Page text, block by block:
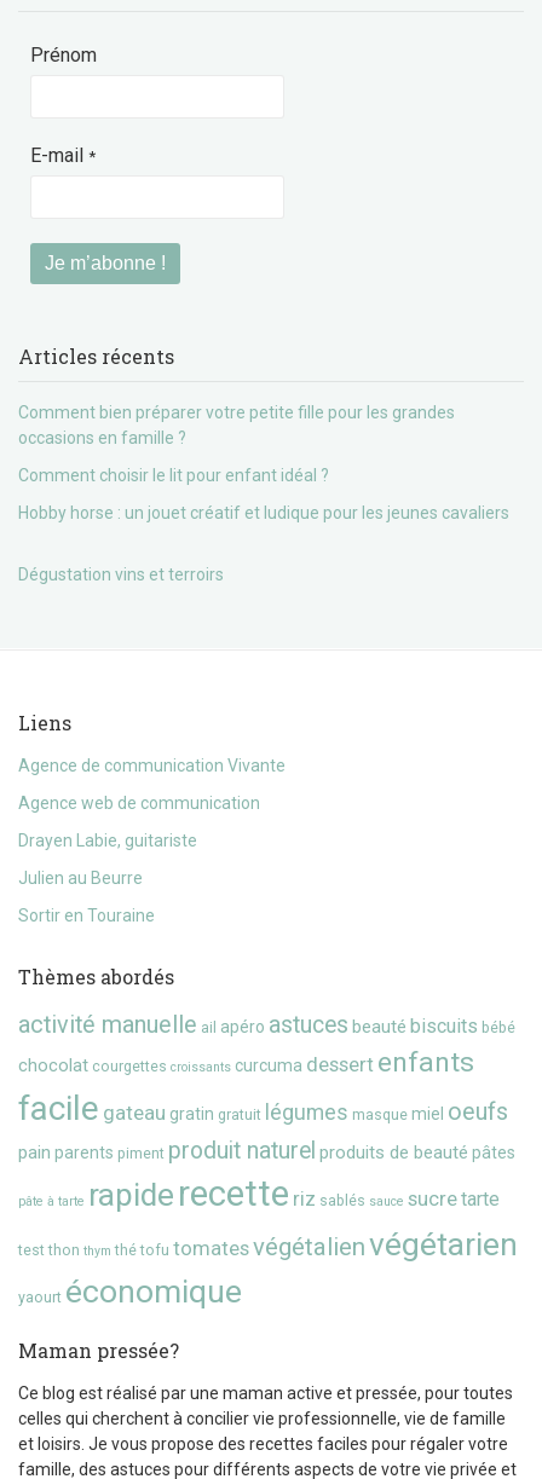
Prénom
E-mail *
Articles récents
Comment bien préparer votre petite fille pour les grandes
occasions en famille ?
Comment choisir le lit pour enfant idéal ?
Hobby horse : un jouet créatif et ludique pour les jeunes cavaliers
Dégustation vins et terroirs
Liens
Agence de communication Vivante
Agence web de communication
Drayen Labie, guitariste
Julien au Beurre
Sortir en Touraine
Thèmes abordés
activité manuelle ail apéro astuces beauté biscuits bébé
chocolat courgettes croissants curcuma dessert enfants
facile gateau gratin gratuit légumes masque miel oeufs
pain parents piment produit naturel produits de beauté pâtes
pâte à tarte rapide recette riz sablés sauce sucretarte
test thon thym thé tofu tomatesvégétalienvégétarien
yaourt économique
Maman pressée?
Ce blog est réalisé par une maman active et pressée, pour toutes
celles qui cherchent à concilier vie professionnelle, vie de famille
et loisirs. Je vous propose des recettes faciles pour régaler votre
famille, des astuces pour différents aspects de votre vie privée et